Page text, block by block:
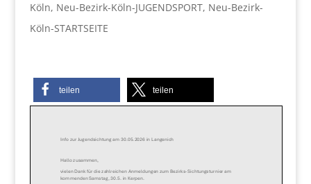
Köln, Neu-Bezirk-Köln-JUGENDSPORT, Neu-Bezirk-
Köln-STARTSEITE
teilen teilen